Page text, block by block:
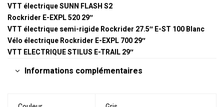
VTT électrique SUNN FLASH S2
Rockrider E-EXPL 520 29″
VTT électrique semi-rigide Rockrider 27.5″ E-ST 100 Blanc
Vélo électrique Rockrider E-EXPL 700 29″
VTT ELECTRIQUE STILUS E-TRAIL 29″
Informations complémentaires